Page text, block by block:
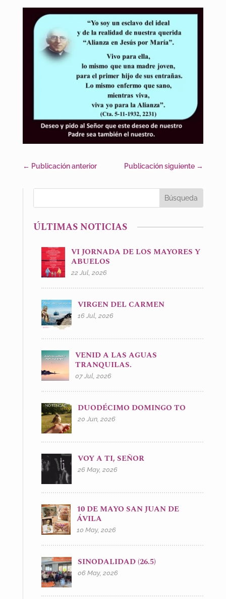
← Publicación anterior Publicación siguiente →
ÚLTIMAS NOTICIAS
VI JORNADA DE LOS MAYORES Y
ABUELOS
22 Jul, 2026
VIRGEN DEL CARMEN
16 Jul, 2026
VENID A LAS AGUAS
TRANQUILAS.
07 Jul, 2026
DUODÉCIMO DOMINGO TO
20 Jun, 2026
VOY A TI, SEÑOR
26 May, 2026
10 DE MAYO SAN JUAN DE
ÁVILA
10 May, 2026
SINODALIDAD (26.5)
06 May, 2026